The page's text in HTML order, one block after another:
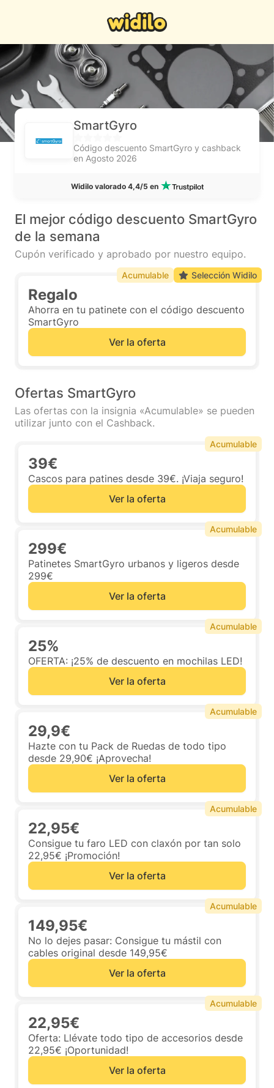
SmartGyro
Código descuento SmartGyro y cashback
en Agosto 2026
Widilo valorado 4,4/5 en
El mejor código descuento SmartGyro
de la semana
Cupón verificado y aprobado por nuestro equipo.
Regalo
Ahorra en tu patinete con el código descuento
SmartGyro
Ver la oferta
Acumulable Selección Widilo
Ofertas SmartGyro
Las ofertas con la insignia «Acumulable» se pueden
utilizar junto con el Cashback.
39€
Cascos para patines desde 39€. ¡Viaja seguro!
Ver la oferta
Acumulable
299€
Patinetes SmartGyro urbanos y ligeros desde
299€
Ver la oferta
Acumulable
25%
OFERTA: ¡25% de descuento en mochilas LED!
Ver la oferta
Acumulable
29,9€
Hazte con tu Pack de Ruedas de todo tipo
desde 29,90€ ¡Aprovecha!
Ver la oferta
Acumulable
22,95€
Consigue tu faro LED con claxón por tan solo
22,95€ ¡Promoción!
Ver la oferta
Acumulable
149,95€
No lo dejes pasar: Consigue tu mástil con
cables original desde 149,95€
Ver la oferta
Acumulable
22,95€
Oferta: Llévate todo tipo de accesorios desde
22,95€ ¡Oportunidad!
Ver la oferta
Acumulable